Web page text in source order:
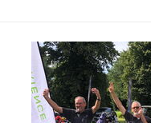
GOLF NEWS